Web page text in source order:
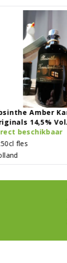
Kampen
Vol. Alc.